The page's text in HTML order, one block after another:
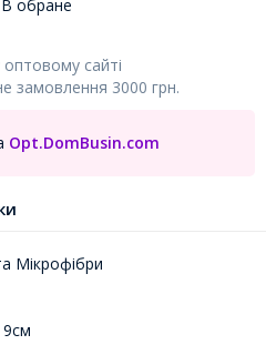
В обране
сайті
замовлення 3000 грн.
Opt.DomBusin.com
Мікрофібри